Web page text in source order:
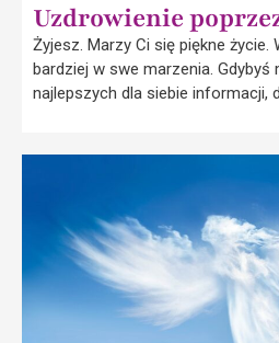
Uzdrowienie
Żyjesz. Marzy Ci się piękne życie.
bardziej w swe marzenia. Gdybyś
najlepszych dla siebie informacji,